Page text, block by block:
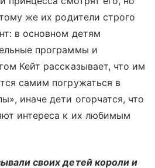
же их родители строго
в основном детям
программы и
Кейт рассказывает, что им
самим погружаться в
иначе дети огорчатся, что
интереса к их любимым
своих детей короли и